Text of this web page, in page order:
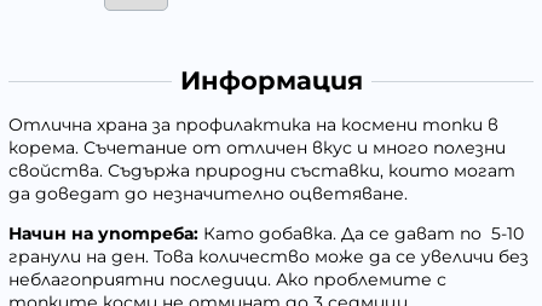
Информация
Отлична храна за профилактика на космени топки в
корема. Съчетание от отличен вкус и много полезни
свойства. Съдържа природни съставки, които могат
да доведат до незначително оцветяване.
Начин на употреба: Като добавка. Да се дават по 5-10
гранули на ден. Това количество може да се увеличи без
неблагоприятни последици. Ако проблемите с